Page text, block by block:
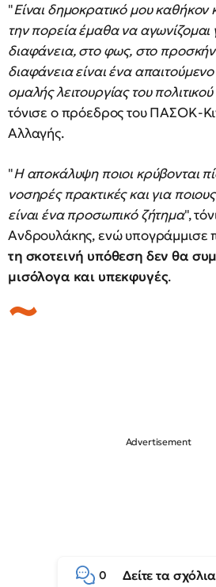
"Είναι δημοκρατικό μου καθήκον
την πορεία έμαθα να αγωνίζομαι
διαφάνεια, στο φως, στο
διαφάνεια είναι ένα απαιτούμενο
ομαλής λειτουργίας του
τόνισε ο πρόεδρος του ΠΑΣΟΚ-
Αλλαγής.
"Η αποκάλυψη ποιοι κρύβονται
νοσηρές πρακτικές και για
είναι ένα προσωπικό ζήτημα",
Ανδρουλάκης, ενώ υπογράμμισε
τη σκοτεινή υπόθεση δεν θα
μισόλογα και υπεκφυγές.
0 Δείτε τα σχόλια